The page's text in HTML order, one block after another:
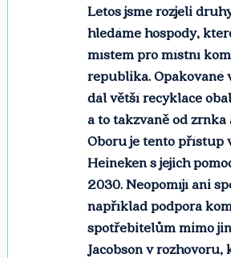
Letos jsme rozjeli
hledáme hospody,
místem pro místní
republika. Opakované
dál větší recyklace
a to takzvaně od
Oboru je tento přístup
Heineken s jejich
2030. Neopomíjí ani
například podpora
spotřebitelům mimo
Jacobson v